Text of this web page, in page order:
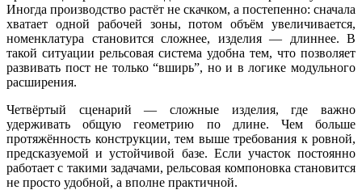
Иногда производство растёт не скачком, а постепенно: сначала
хватает одной рабочей зоны, потом объём увеличивается,
номенклатура становится сложнее, изделия — длиннее. В
такой ситуации рельсовая система удобна тем, что позволяет
развивать пост не только “вширь”, но и в логике модульного
расширения.
Четвёртый сценарий — сложные изделия, где важно
удерживать общую геометрию по длине. Чем больше
протяжённость конструкции, тем выше требования к ровной,
предсказуемой и устойчивой базе. Если участок постоянно
работает с такими задачами, рельсовая компоновка становится
не просто удобной, а вполне практичной.